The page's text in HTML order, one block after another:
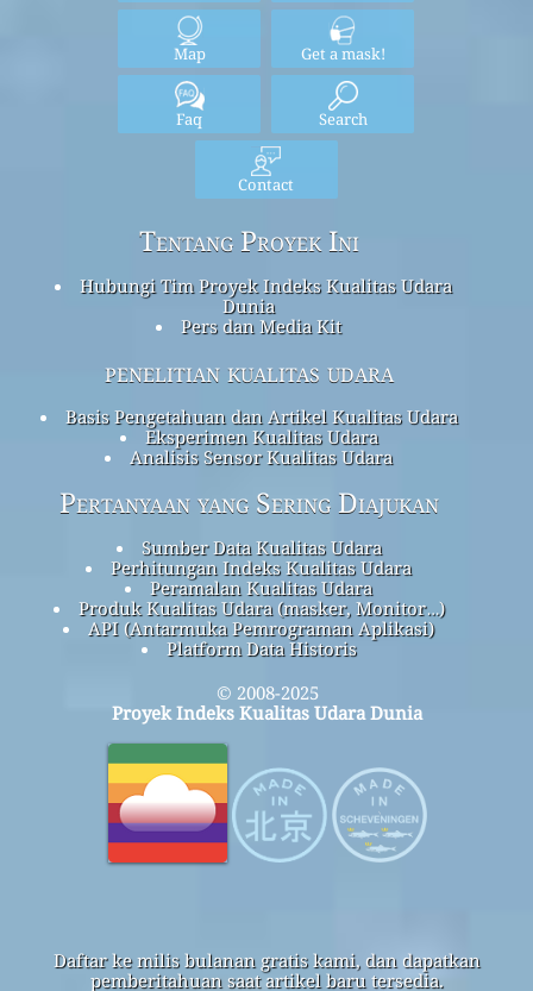
Map Get a mask!
Faq Search
Contact
Tentang Proyek Ini
Hubungi Tim Proyek Indeks Kualitas Udara
Dunia
Pers dan Media Kit
penelitian kualitas udara
Basis Pengetahuan dan Artikel Kualitas Udara
Eksperimen Kualitas Udara
Analisis Sensor Kualitas Udara
Pertanyaan yang Sering Diajukan
Sumber Data Kualitas Udara
Perhitungan Indeks Kualitas Udara
Peramalan Kualitas Udara
Produk Kualitas Udara (masker, Monitor…)
API (Antarmuka Pemrograman Aplikasi)
Platform Data Historis
© 2008-2025
Proyek Indeks Kualitas Udara Dunia
Daftar ke milis bulanan gratis kami, dan dapatkan
pemberitahuan saat artikel baru tersedia.